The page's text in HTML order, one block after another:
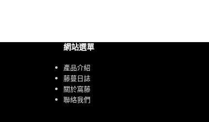
網站選單
產品介紹
藤蔓日誌
關於窩藤
聯絡我們